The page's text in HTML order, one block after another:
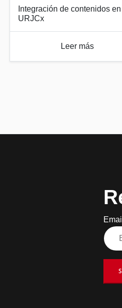
Integración de contenidos en
URJCx
Leer más